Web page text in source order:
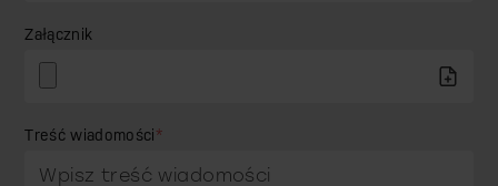
Załącznik
Treść wiadomości*